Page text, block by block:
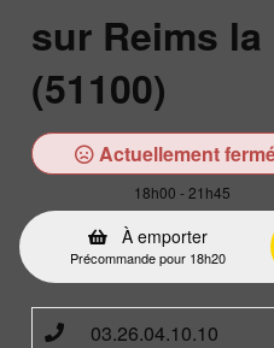
sur Reims
(51100)
Actuellement
18h00 - 21h45
À emporter
Précommande pour 18h20
03.26.04.10.10